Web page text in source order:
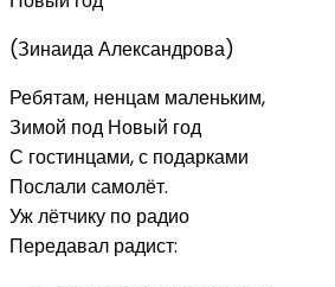
(Зинаида Александрова)
Ребятам, ненцам маленьким,
Зимой под Новый год
С гостинцами, с подарками
Послали самолёт.
Уж лётчику по радио
Передавал радист: